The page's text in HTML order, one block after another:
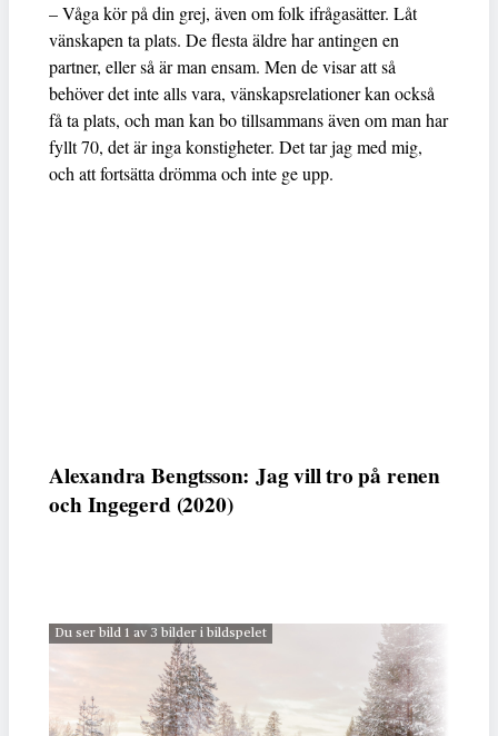
– Våga kör på din grej, även om folk ifrågasätter. Låt
vänskapen ta plats. De flesta äldre har antingen en
partner, eller så är man ensam. Men de visar att så
behöver det inte alls vara, vänskapsrelationer kan också
få ta plats, och man kan bo tillsammans även om man har
fyllt 70, det är inga konstigheter. Det tar jag med mig,
och att fortsätta drömma och inte ge upp.
Alexandra Bengtsson: Jag vill tro på renen
och Ingegerd (2020)
Du ser bild 1 av 3 bilder i bildspelet